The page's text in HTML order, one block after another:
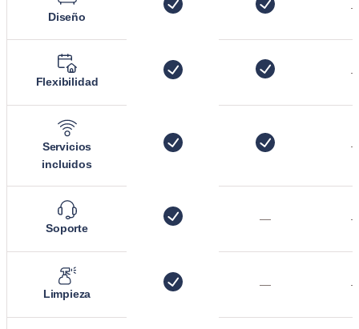
Diseño
Flexibilidad
Servicios
incluidos
Soporte
—
Limpieza
—